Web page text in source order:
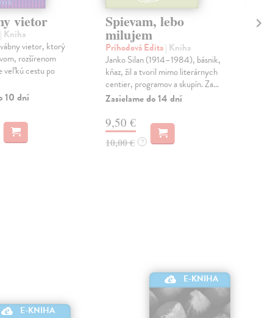
vietor
| Kniha
vietor, ktorý
rozšírenom
veľkú cestu po
10 dní
Spievam, lebo
milujem
Príhodová Edita| Kniha
Janko Silan (1914–1984), básnik,
kňaz, žil a tvoril mimo literárnych
centier, programov a skupín. Za...
Zasielame do 14 dní
9,50 €
10,00 € ?
E-KNIHA
E-KNIHA